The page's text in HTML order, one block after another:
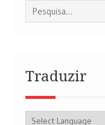
Procurar
por:
Traduzir